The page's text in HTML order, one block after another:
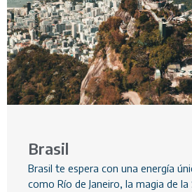
Brasil
Brasil te espera con una energía
como Río de Janeiro, la magia de